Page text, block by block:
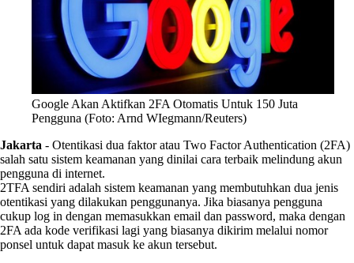
Google Akan Aktifkan 2FA Otomatis Untuk 150 Juta
Pengguna (Foto: Arnd WIegmann/Reuters)
Jakarta - Otentikasi dua faktor atau Two Factor Authentication (2FA)
salah satu sistem keamanan yang dinilai cara terbaik melindung akun
pengguna di internet.
2TFA sendiri adalah sistem keamanan yang membutuhkan dua jenis
otentikasi yang dilakukan penggunanya. Jika biasanya pengguna
cukup log in dengan memasukkan email dan password, maka dengan
2FA ada kode verifikasi lagi yang biasanya dikirim melalui nomor
ponsel untuk dapat masuk ke akun tersebut.